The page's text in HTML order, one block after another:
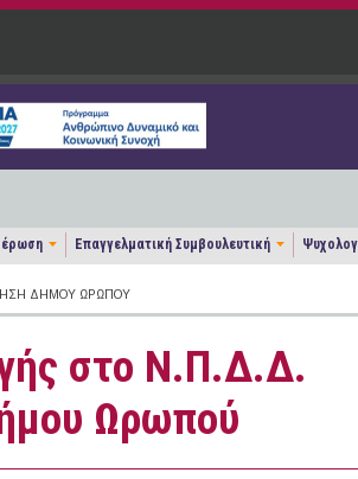
Επαγγελματική Συμβουλευτική
ΔΉΜΟΥ ΩΡΩΠΟΎ
στο Ν.Π.Δ.Δ.
Ωρωπού